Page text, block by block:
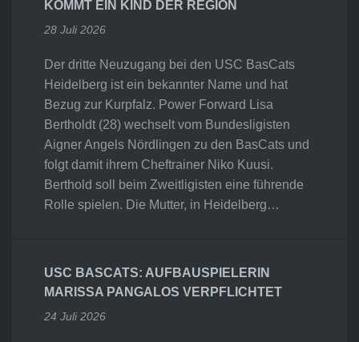
KOMMT EIN KIND DER REGION
28 Juli 2026
Der dritte Neuzugang bei den USC BasCats
Heidelberg ist ein bekannter Name und hat
Bezug zur Kurpfalz. Power Forward Lisa
Bertholdt (28) wechselt vom Bundesligisten
Aigner Angels Nördlingen zu den BasCats und
folgt damit ihrem Cheftrainer Niko Kuusi.
Berthold soll beim Zweitligisten eine führende
Rolle spielen. Die Mutter, in Heidelberg…
USC BASCATS: AUFBAUSPIELERIN
MARISSA PANGALOS VERPFLICHTET
24 Juli 2026